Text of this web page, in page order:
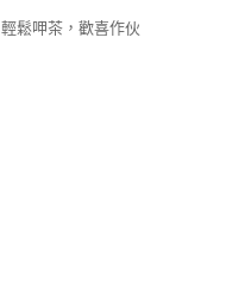
輕鬆呷茶，歡喜作伙